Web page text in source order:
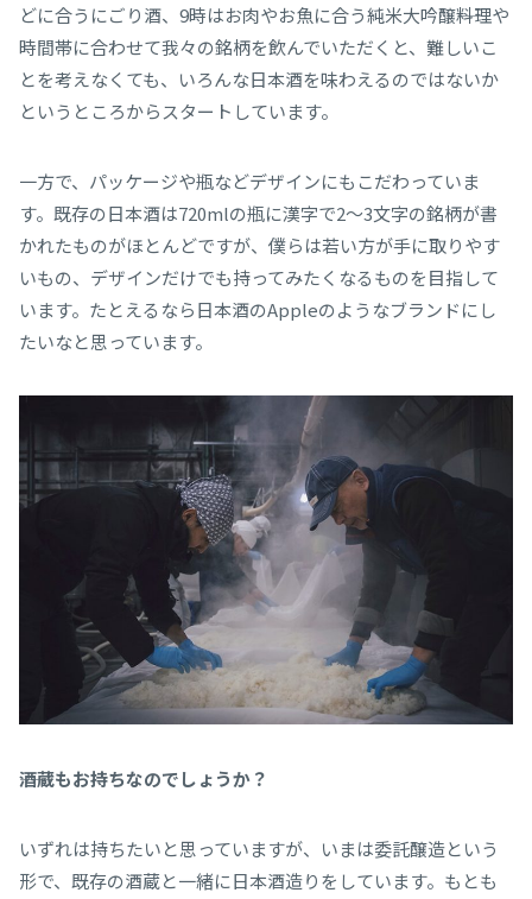
どに合うにごり酒、9時はお肉やお魚に合う純米大吟醸――料理や
時間帯に合わせて我々の銘柄を飲んでいただくと、難しいこ
とを考えなくても、いろんな日本酒を味わえるのではないか
というところからスタートしています。
一方で、パッケージや瓶などデザインにもこだわっていま
す。既存の日本酒は720mlの瓶に漢字で2～3文字の銘柄が書
かれたものがほとんどですが、僕らは若い方が手に取りやす
いもの、デザインだけでも持ってみたくなるものを目指して
います。たとえるなら日本酒のAppleのようなブランドにし
たいなと思っています。
――酒蔵もお持ちなのでしょうか？
いずれは持ちたいと思っていますが、いまは委託醸造という
形で、既存の酒蔵と一緒に日本酒造りをしています。もとも